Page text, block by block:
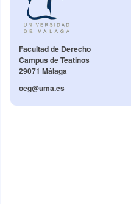
Facultad de Derecho
Campus de Teatinos
29071 Málaga
oeg@uma.es